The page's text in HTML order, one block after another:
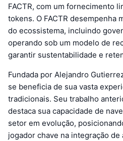
FACTR, com um fornecimento
tokens. O FACTR desempenha
do ecossistema, incluindo
operando sob um modelo de
garantir sustentabilidade e
Fundada por Alejandro
se beneficia de sua vasta
tradicionais. Seu trabalho
destaca sua capacidade de
setor em evolução,
jogador chave na integração